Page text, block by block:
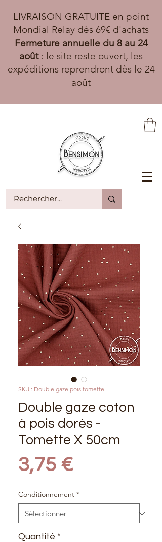
LIVRAISON GRATUITE en point
Mondial Relay dès 69€ d'achats
Fermeture annuelle du 8 au 24
août: le site reste ouvert, les
expéditions reprendront dès le 24
août
SKU : Double gaze pois tomette
Double gaze coton
à pois dorés -
Tomette X 50cm
3,75 €Prix
Conditionnement *
Quantité *